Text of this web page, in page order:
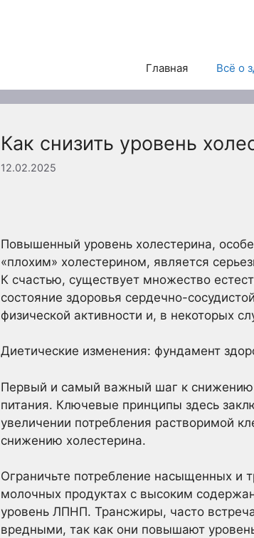
Главная Всё о
Как снизить уровень
12.02.2025
Повышенный уровень холестерина,
«плохим» холестерином, является
К счастью, существует множество
состояние здоровья сердечно-
физической активности и, в некоторых
Диетические изменения: фундамент
Первый и самый важный шаг к снижению
питания. Ключевые принципы здесь
увеличении потребления растворимой
снижению холестерина.
Ограничьте потребление насыщенных
молочных продуктах с высоким
уровень ЛПНП. Трансжиры, часто
вредными, так как они повышают